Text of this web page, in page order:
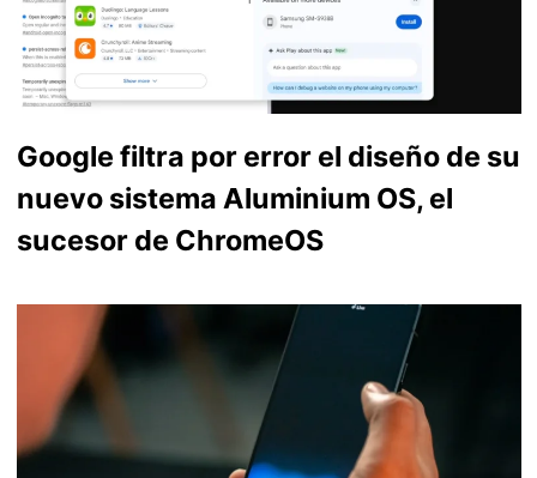
Google filtra por error el diseño de su
nuevo sistema Aluminium OS, el
sucesor de ChromeOS